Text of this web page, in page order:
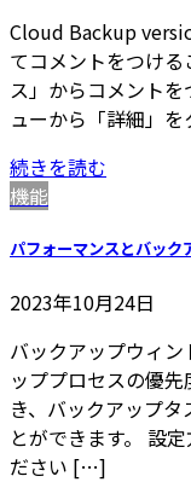
Cloud Backup
てコメントをつける
ス」からコメント
ューから「詳細」
続きを読む
機能
パフォーマンスとバック
2023年10月24日
バックアップウィ
ッププロセスの優
き、バックアップ
とができます。 設
ださい […]